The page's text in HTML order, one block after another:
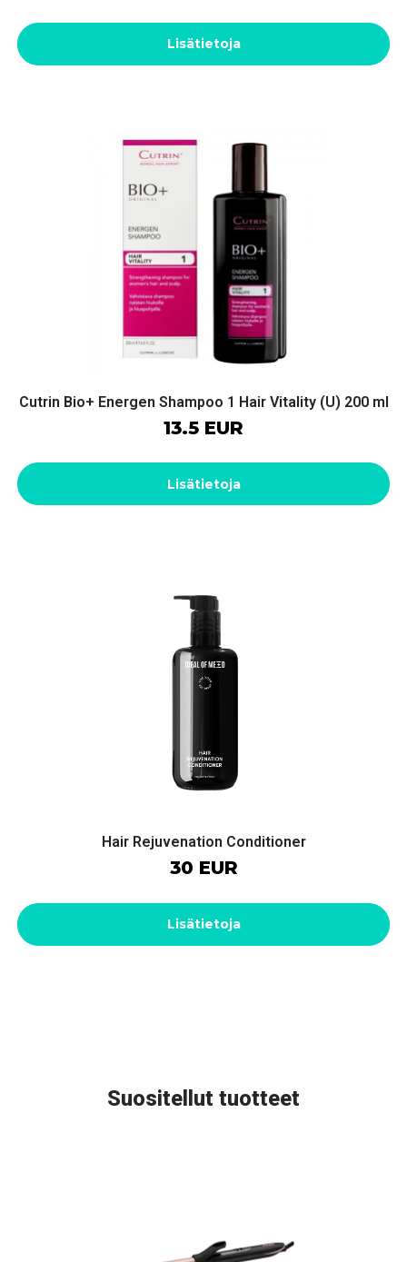
Lisätietoja
Cutrin Bio+ Energen Shampoo 1 Hair Vitality (U) 200 ml
13.5 EUR
Lisätietoja
Hair Rejuvenation Conditioner
30 EUR
Lisätietoja
Suositellut tuotteet